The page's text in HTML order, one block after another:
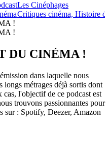
Les Cinéphages
Critiques cinéma, Histoire
!
!
DU CINÉMA !
dans laquelle nous
longs métrages déjà sortis dont
cas, l'objectif de ce podcast est
trouvons passionnantes pour
sur : Spotify, Deezer, Amazon